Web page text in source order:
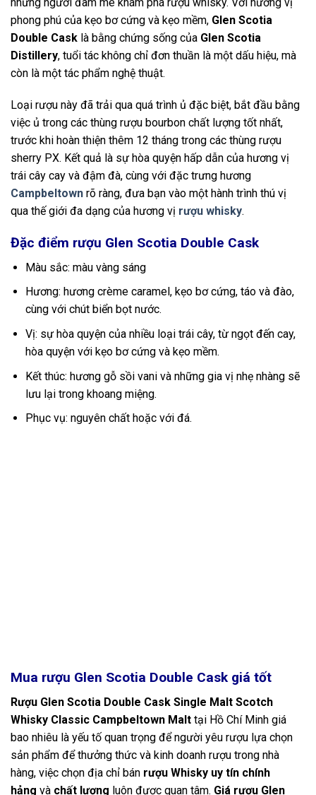
phong phú của kẹo bơ cứng và kẹo mềm, Glen Scotia
Double Cask là bằng chứng sống của Glen Scotia
Distillery, tuổi tác không chỉ đơn thuần là một dấu hiệu, mà
còn là một tác phẩm nghệ thuật.
Loại rượu này đã trải qua quá trình ủ đặc biệt, bắt đầu bằng
việc ủ trong các thùng rượu bourbon chất lượng tốt nhất,
trước khi hoàn thiện thêm 12 tháng trong các thùng rượu
sherry PX. Kết quả là sự hòa quyện hấp dẫn của hương vị
trái cây cay và đậm đà, cùng với đặc trưng hương
Campbeltown rõ ràng, đưa bạn vào một hành trình thú vị
qua thế giới đa dạng của hương vị rượu whisky.
Đặc điểm rượu Glen Scotia Double Cask
Màu sắc: màu vàng sáng
Hương: hương crème caramel, kẹo bơ cứng, táo và đào,
cùng với chút biển bọt nước.
Vị: sự hòa quyện của nhiều loại trái cây, từ ngọt đến cay,
hòa quyện với kẹo bơ cứng và kẹo mềm.
Kết thúc: hương gỗ sồi vani và những gia vị nhẹ nhàng sẽ
lưu lại trong khoang miệng.
Phục vụ: nguyên chất hoặc với đá.
Mua rượu Glen Scotia Double Cask giá tốt
Rượu Glen Scotia Double Cask Single Malt Scotch
Whisky Classic Campbeltown Malt tại Hồ Chí Minh giá
bao nhiêu là yếu tố quan trọng để người yêu rượu lựa chọn
sản phẩm để thưởng thức và kinh doanh rượu trong nhà
hàng, việc chọn địa chỉ bán rượu Whisky uy tín chính
hảng và chất lượng luôn được quan tâm. Giá rượu Glen